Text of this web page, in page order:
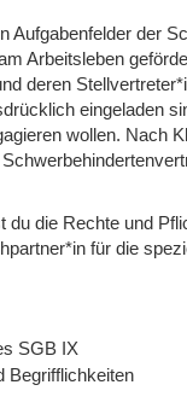
Aufgabenfelder der
Arbeitsleben
deren
eingeladen
wollen. Nach
du die Rechte und
für die
SGB IX
Begrifflichkeiten